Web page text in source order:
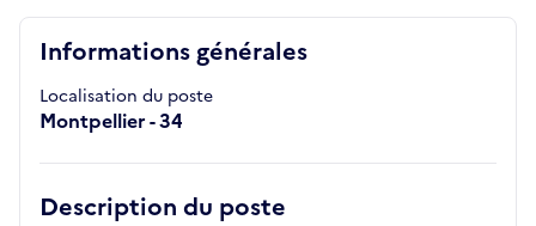
Informations générales
Localisation du poste
Montpellier - 34
Description du poste